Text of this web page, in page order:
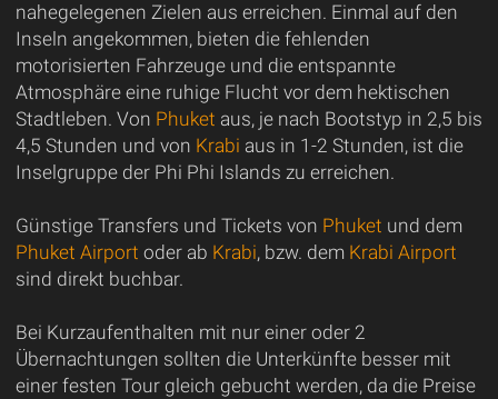
nahegelegenen Zielen aus erreichen. Einmal auf den
Inseln angekommen, bieten die fehlenden
motorisierten Fahrzeuge und die entspannte
Atmosphäre eine ruhige Flucht vor dem hektischen
Stadtleben. Von Phuket aus, je nach Bootstyp in 2,5 bis
4,5 Stunden und von Krabi aus in 1-2 Stunden, ist die
Inselgruppe der Phi Phi Islands zu erreichen.
Günstige Transfers und Tickets von Phuket und dem
Phuket Airport oder ab Krabi, bzw. dem Krabi Airport
sind direkt buchbar.
Bei Kurzaufenthalten mit nur einer oder 2
Übernachtungen sollten die Unterkünfte besser mit
einer festen Tour gleich gebucht werden, da die Preise